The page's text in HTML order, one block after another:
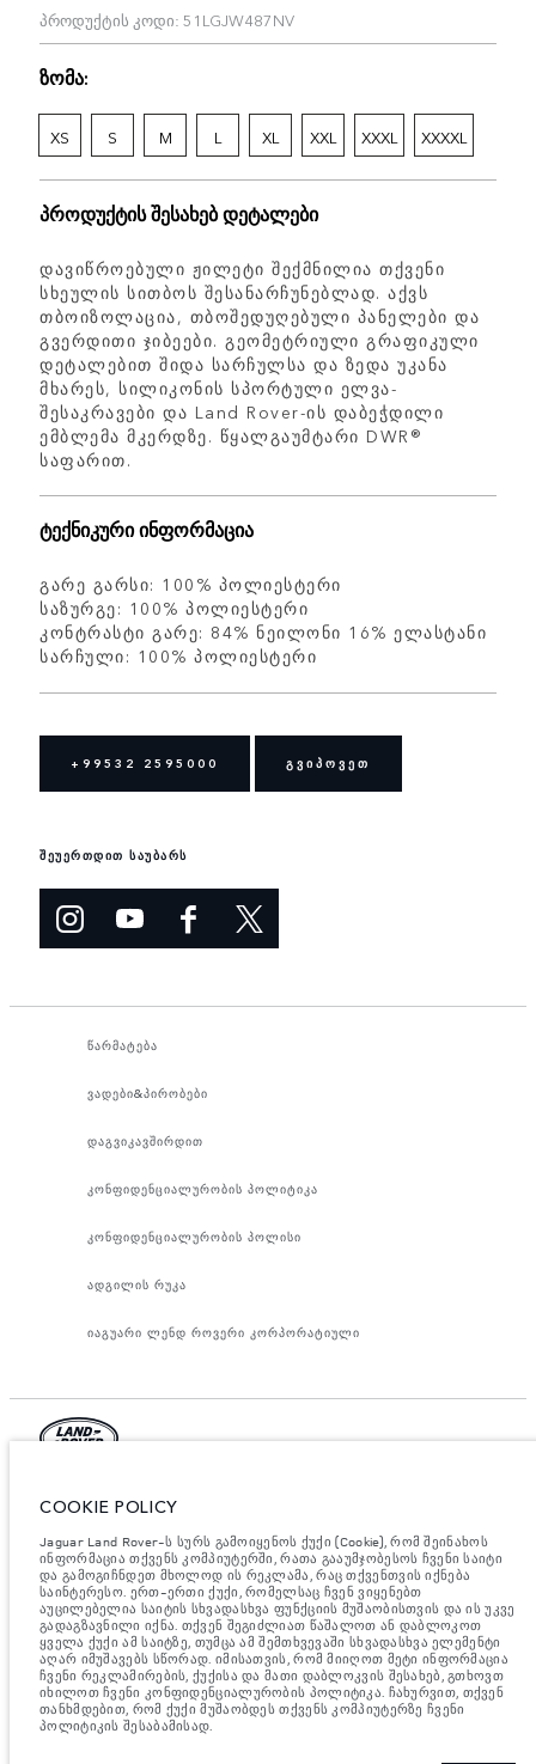
პროდუქტის კოდი: 51LGJW487NV
ზომა:
XS S M L XL XXL XXXL XXXXL
პროდუქტის შესახებ დეტალები
დავიწროებული ჟილეტი შექმნილია თქვენი
სხეულის სითბოს შესანარჩუნებლად. აქვს
თბოიზოლაცია, თბოშედუღებული პანელები და
გვერდითი ჯიბეები. გეომეტრიული გრაფიკული
დეტალებით შიდა სარჩულსა და ზედა უკანა
მხარეს, სილიკონის სპორტული ელვა-
შესაკრავები და Land Rover-ის დაბეჭდილი
ემბლემა მკერდზე. წყალგაუმტარი DWR®
საფარით.
ტექნიკური ინფორმაცია
გარე გარსი: 100% პოლიესტერი
საზურგე: 100% პოლიესტერი
კონტრასტი გარე: 84% ნეილონი 16% ელასტანი
სარჩული: 100% პოლიესტერი
+99532 2595000 ᲒᲕᲘᲞᲝᲕᲔᲗ
შეუერთდით საუბარს
წარმატება
ვადები&პირობები
დაგვიკავშირდით
კონფიდენციალურობის პოლიტიკა
კონფიდენციალურობის პოლისი
ადგილის რუკა
იაგუარი ლენდ როვერი კორპორატიული
უითლი, ქონვერთი CV3 4LF. რეგისტრირებულია დიდ ბრიტანეთში
მითითებული ციფრები არის ოფიციალური მწარმოებლის ტესტირების
შედეგები. ავტომობილის საწვავის მოხმარება შესაძლებელია
განვასხვავოთ ტესტებიდან მიღებული შედეგებით, ხოლო ციფრები
მითითებულია მხოლოდ შედარებითი მიზნისათვის. ვებ გვერდზე
მითითებული ინფორმაცია, ტექნიკური პირობები, ფერები და ფასები
შესაძლებელია იცვლებოდეს ბაზრის მიხედვით და ცვლილება
აუცილებლად მოხდება შეტყობინების შემდეგ. დეტალური ინფორმაციის
მისაღებად, გთხოვთ, მიმართეთ ადგილობრივ დილერს.
მნიშვნელოვანი ინფორმაცია გამოსახულებისა და სპეციფიკაციის
შესახებ.ნახევარგამტარების გლობალური დეფიციტი ამჟამად გავლენას
ახდენს ავტომობილის კონსტრუქციის სპეციფიკაციებზე, მოდელების
ხელმისაწვდომობასა და აწყობის ვადებზე. ეს არის ძალიან დინამიური
COOKIE POLICY
Jaguar Land Rover-ს სურს გამოიყენოს ქუქი (Cookie), რომ შეინახოს
ინფორმაცია თქვენს კომპიუტერში, რათა გააუმჯობესოს ჩვენი საიტი
და გამოგიჩნდეთ მხოლოდ ის რეკლამა, რაც თქვენთვის იქნება
საინტერესო. ერთ-ერთი ქუქი, რომელსაც ჩვენ ვიყენებთ
აუცილებელია საიტის სხვადასხვა ფუნქციის მუშაობისთვის და ის უკვე
გადაგზავნილი იქნა. თქვენ შეგიძლიათ წაშალოთ ან დაბლოკოთ
ყველა ქუქი ამ საიტზე, თუმცა ამ შემთხვევაში სხვადასხვა ელემენტი
აღარ იმუშავებს სწორად. იმისათვის, რომ მიიღოთ მეტი ინფორმაცია
ჩვენი რეკლამირების, ქუქისა და მათი დაბლოკვის შესახებ, გთხოვთ
იხილოთ ჩვენი კონფიდენციალურობის პოლიტიკა. ჩახურვით, თქვენ
თანხმდებით, რომ ქუქი მუშაობდეს თქვენს კომპიუტერზე ჩვენი
პოლიტიკის შესაბამისად.